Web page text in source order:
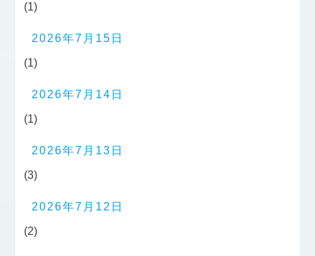
(1)
2026年7月15日
(1)
2026年7月14日
(1)
2026年7月13日
(3)
2026年7月12日
(2)